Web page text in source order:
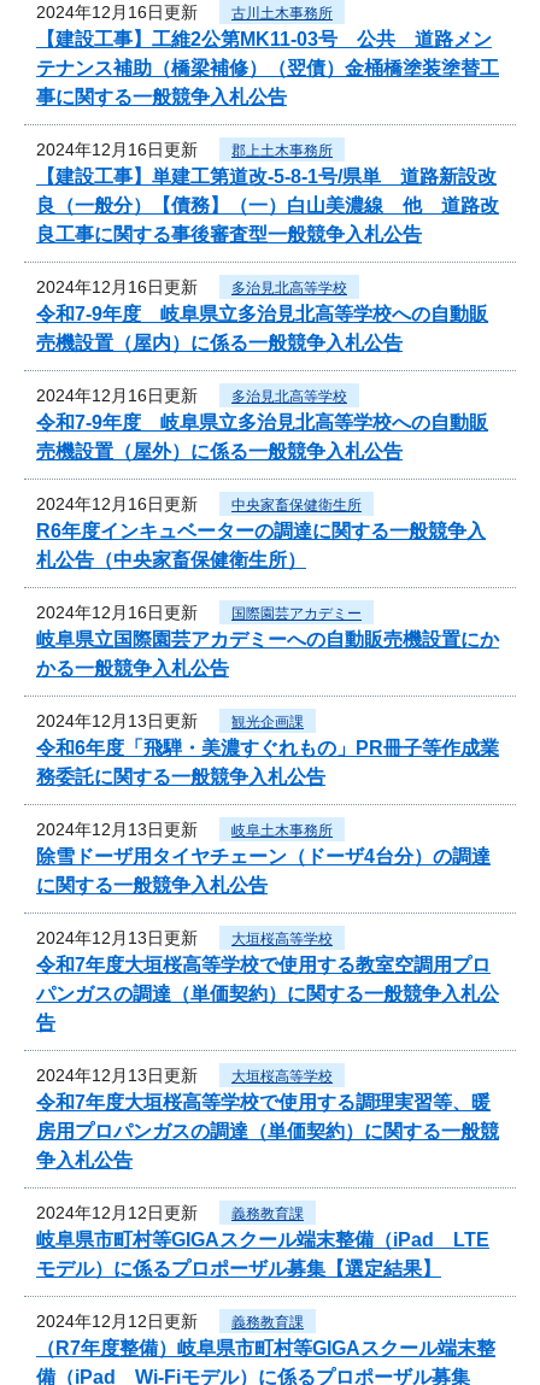
2024年12月16日更新 古川土木事務所
【建設工事】工維2公第MK11-03号 公共 道路メン
テナンス補助（橋梁補修）（翌債）金桶橋塗装塗替工
事に関する一般競争入札公告
2024年12月16日更新 郡上土木事務所
【建設工事】単建工第道改-5-8-1号/県単 道路新設改
良（一般分）【債務】（一）白山美濃線 他 道路改
良工事に関する事後審査型一般競争入札公告
2024年12月16日更新 多治見北高等学校
令和7‐9年度 岐阜県立多治見北高等学校への自動販
売機設置（屋内）に係る一般競争入札公告
2024年12月16日更新 多治見北高等学校
令和7‐9年度 岐阜県立多治見北高等学校への自動販
売機設置（屋外）に係る一般競争入札公告
2024年12月16日更新 中央家畜保健衛生所
R6年度インキュベーターの調達に関する一般競争入
札公告（中央家畜保健衛生所）
2024年12月16日更新 国際園芸アカデミー
岐阜県立国際園芸アカデミーへの自動販売機設置にか
かる一般競争入札公告
2024年12月13日更新 観光企画課
令和6年度「飛騨・美濃すぐれもの」PR冊子等作成業
務委託に関する一般競争入札公告
2024年12月13日更新 岐阜土木事務所
除雪ドーザ用タイヤチェーン（ドーザ4台分）の調達
に関する一般競争入札公告
2024年12月13日更新 大垣桜高等学校
令和7年度大垣桜高等学校で使用する教室空調用プロ
パンガスの調達（単価契約）に関する一般競争入札公
告
2024年12月13日更新 大垣桜高等学校
令和7年度大垣桜高等学校で使用する調理実習等、暖
房用プロパンガスの調達（単価契約）に関する一般競
争入札公告
2024年12月12日更新 義務教育課
岐阜県市町村等GIGAスクール端末整備（iPad LTE
モデル）に係るプロポーザル募集【選定結果】
2024年12月12日更新 義務教育課
（R7年度整備）岐阜県市町村等GIGAスクール端末整
備（iPad Wi-Fiモデル）に係るプロポーザル募集